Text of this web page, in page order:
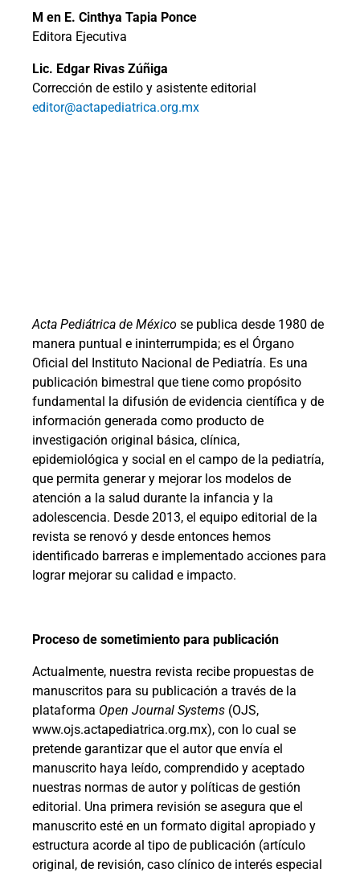
M en E. Cinthya Tapia Ponce
Editora Ejecutiva
Lic. Edgar Rivas Zúñiga
Corrección de estilo y asistente editorial
editor@actapediatrica.org.mx
Acta Pediátrica de México se publica desde 1980 de
manera puntual e ininterrumpida; es el Órgano
Oficial del Instituto Nacional de Pediatría. Es una
publicación bimestral que tiene como propósito
fundamental la difusión de evidencia científica y de
información generada como producto de
investigación original básica, clínica,
epidemiológica y social en el campo de la pediatría,
que permita generar y mejorar los modelos de
atención a la salud durante la infancia y la
adolescencia. Desde 2013, el equipo editorial de la
revista se renovó y desde entonces hemos
identificado barreras e implementado acciones para
lograr mejorar su calidad e impacto.
Proceso de sometimiento para publicación
Actualmente, nuestra revista recibe propuestas de
manuscritos para su publicación a través de la
plataforma Open Journal Systems (OJS,
www.ojs.actapediatrica.org.mx), con lo cual se
pretende garantizar que el autor que envía el
manuscrito haya leído, comprendido y aceptado
nuestras normas de autor y políticas de gestión
editorial. Una primera revisión se asegura que el
manuscrito esté en un formato digital apropiado y
estructura acorde al tipo de publicación (artículo
original, de revisión, caso clínico de interés especial